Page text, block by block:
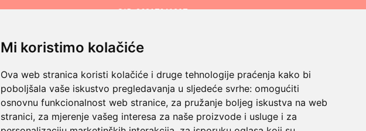
Mi koristimo kolačiće
Ova web stranica koristi kolačiće i druge tehnologije praćenja kako bi
poboljšala vaše iskustvo pregledavanja u sljedeće svrhe: omogućiti
osnovnu funkcionalnost web stranice, za pružanje boljeg iskustva na web
stranici, za mjerenje vašeg interesa za naše proizvode i usluge i za
OIB: 86317641207
+385 (1) 8888 542
Savska cesta 106, 10000 Zagreb